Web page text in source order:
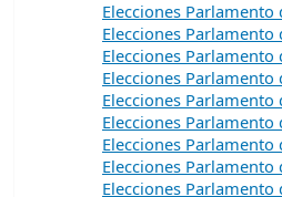
Elecciones Parlamento
Elecciones Parlamento
Elecciones Parlamento
Elecciones Parlamento
Elecciones Parlamento
Elecciones Parlamento
Elecciones Parlamento
Elecciones Parlamento
Elecciones Parlamento